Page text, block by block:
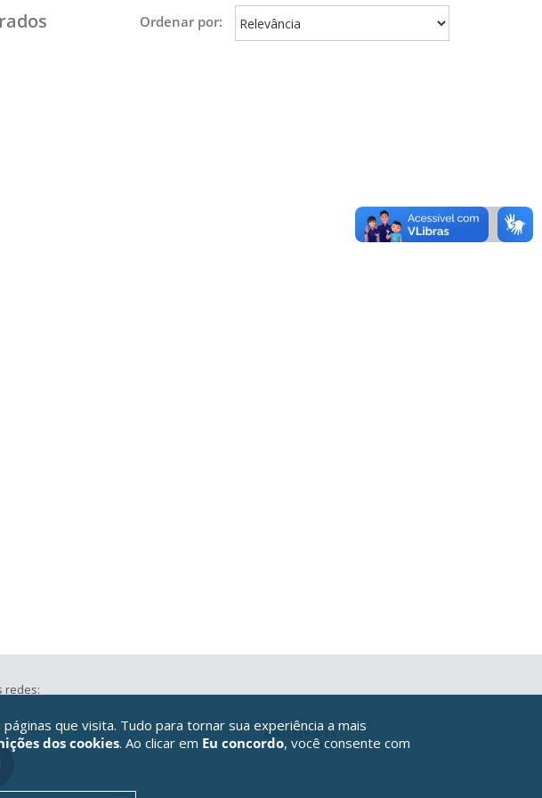
Ordenar por:
redes:
que visita. Tudo para tornar sua experiência a mais
dos cookies. Ao clicar em Eu concordo, você consente com